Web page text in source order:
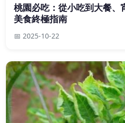
桃園必吃：從小吃到大餐、
美食終極指南
📅 2025-10-22